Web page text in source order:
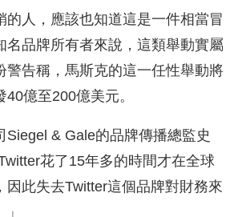
的人，應該也知道這是一件相當冒
名品牌所有者來說，這類舉動實屬
警告稱，馬斯克的這一任性舉動將
億至200億美元。
Siegel & Gale的品牌傳播總監史
花了15年多的時間才在全球
因此失去Twitter這個品牌對財務來